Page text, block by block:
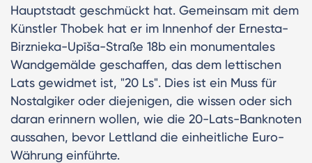
Hauptstadt geschmückt hat. Gemeinsam mit dem
Künstler Thobek hat er im Innenhof der Ernesta-
Birznieka-Upīša-Straße 18b ein monumentales
Wandgemälde geschaffen, das dem lettischen
Lats gewidmet ist, "20 Ls". Dies ist ein Muss für
Nostalgiker oder diejenigen, die wissen oder sich
daran erinnern wollen, wie die 20-Lats-Banknoten
aussahen, bevor Lettland die einheitliche Euro-
Währung einführte.